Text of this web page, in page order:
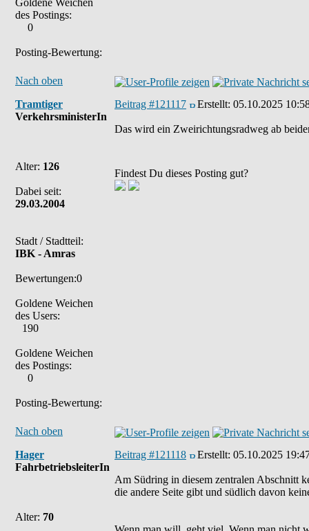
Goldene Weichen
des Postings:
0
Posting-Bewertung:
Nach oben
Tramtiger
VerkehrsministerIn
Alter: 126
Dabei seit:
29.03.2004
Stadt / Stadtteil:
IBK - Amras
Bewertungen:0
Goldene Weichen
des Users:
190
Goldene Weichen
des Postings:
0
Posting-Bewertung:
Beitrag #121117 Erstellt: 05.10.2025
Das wird ein Zweirichtungsradweg ab
Findest Du dieses Posting gut?
Nach oben
Hager
FahrbetriebsleiterIn
Alter: 70
Beitrag #121118 Erstellt: 05.10.2025
Am Südring in diesem zentralen Abschnitt
die andere Seite gibt und südlich davon